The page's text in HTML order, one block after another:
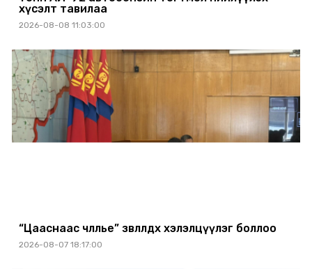
хүсэлт тавилаа
2026-08-08 11:03:00
“Цааснаас чөлөөлье” зөвлөлдөх хэлэлцүүлэг боллоо
2026-08-07 18:17:00